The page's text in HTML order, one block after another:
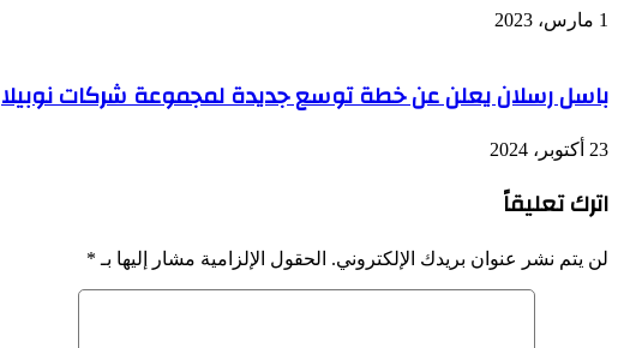
1 مارس، 2023
باسل رسلان يعلن عن خطة توسع جديدة لمجموعة شركات نوبيلا
23 أكتوبر، 2024
اترك تعليقاً
لن يتم نشر عنوان بريدك الإلكتروني. الحقول الإلزامية مشار إليها بـ *